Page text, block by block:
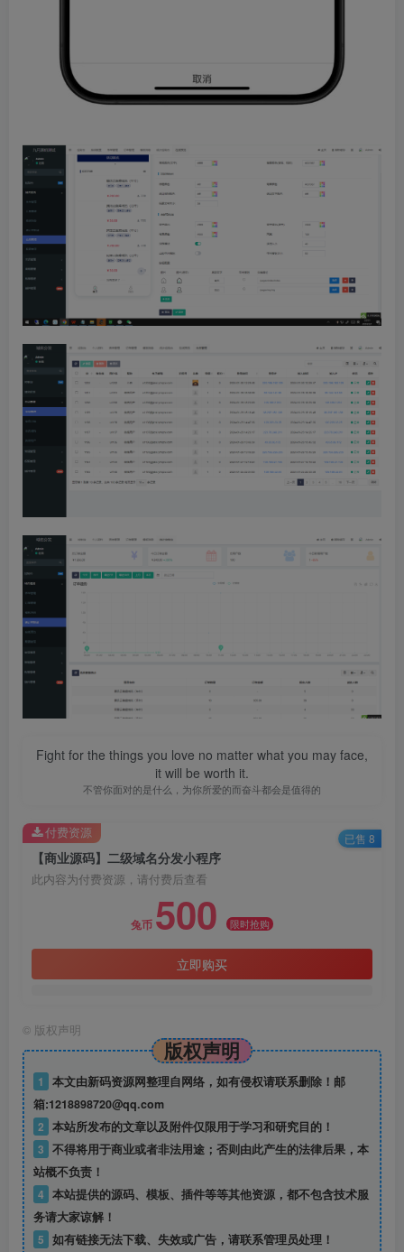
Fight for the things you love no matter what you may face,
it will be worth it.
不管你面对的是什么，为你所爱的而奋斗都会是值得的
【商业源码】二级域名分发小程序
此内容为付费资源，请付费后查看
兔币 500 限时抢购
立即购买
付费资源 已售 8
© 版权声明
版权声明
1
本文由新码资源网整理自网络，如有侵权请联系删除！邮
箱:1218898720@qq.com
2 本站所发布的文章以及附件仅限用于学习和研究目的！
3
站概不负责！
4 本站提供的源码、模板、插件等等其他资源，都不包含技术服
务请大家谅解！
5 如有链接无法下载、失效或广告，请联系管理员处理！